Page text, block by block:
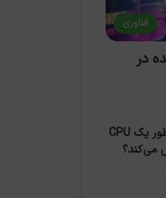
فناوری
در
معماری رایانه: چطور یک CPU
می‌کند؟